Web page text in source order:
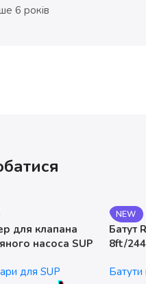
6 років
для клапана
насоса SUP
для SUP
NEW
Батут
8ft/
Батути